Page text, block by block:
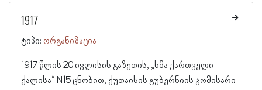
1917
ტიპი: ორგანიზაცია
1917 წლის 20 ივლისის გაზეთის, „ხმა ქართველი
ქალისა“ N15 ცნობით, ქუთაისის გუბერნიის კომისარი